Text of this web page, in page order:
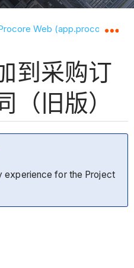
次 Web
到采购订
（旧版）
experience for the Project